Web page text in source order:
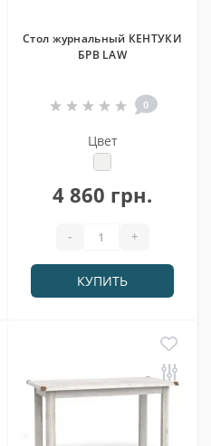
Стол журнальный КЕНТУКИ
БРВ LAW
0
Цвет
4 860 грн.
- +
КУПИТЬ